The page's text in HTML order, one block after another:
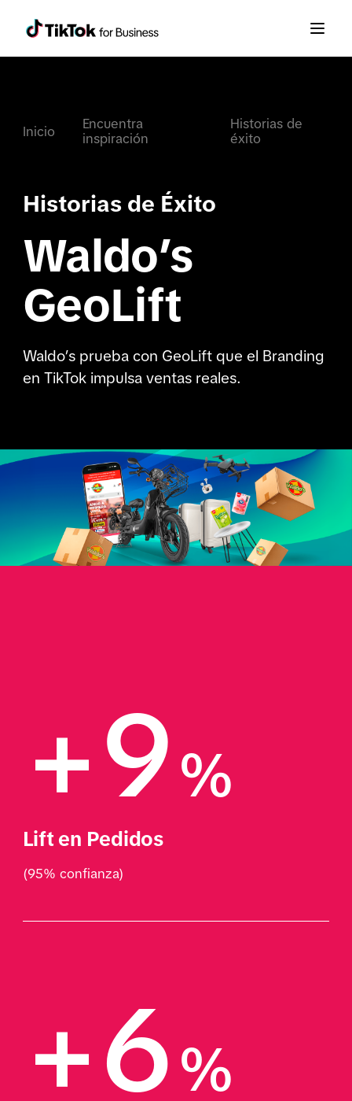
Inicio
Encuentra
inspiración
Historias de
éxito
Historias de Éxito
Waldo’s
GeoLift
Waldo’s prueba con GeoLift que el Branding
en TikTok impulsa ventas reales.
+9%
Lift en Pedidos
(95% confianza)
+6%